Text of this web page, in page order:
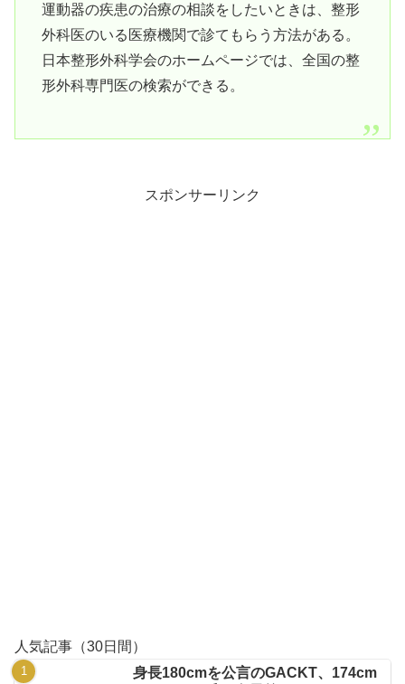
運動器の疾患の治療の相談をしたいときは、整形
外科医のいる医療機関で診てもらう方法がある。
日本整形外科学会のホームページでは、全国の整
形外科専門医の検索ができる。
スポンサーリンク
人気記事（30日間）
身長180cmを公言のGACKT、174cm